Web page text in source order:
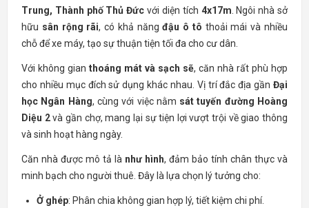
Trung, Thành phố Thủ Đức với diện tích 4x17m . Ngôi nhà sở
hữu sân rộng rãi, có khả năngđậu ô tô thoải mái và nhiều
chỗ để xe máy, tạo sự thuận tiện tối đa cho cư dân.
Với không gian thoáng mát và sạch sẽ, căn nhà rất phù hợp
cho nhiều mục đích sử dụng khác nhau. Vị trí đắc địa gần Đại
học Ngân Hàng, cùng với việc nằm sát tuyến đường Hoàng
Diệu 2và gần chợ, mang lại sự tiện lợi vượt trội về giao thông
và sinh hoạt hàng ngày.
Căn nhà được mô tả là như hình, đảm bảo tính chân thực và
minh bạch cho người thuê. Đây là lựa chọn lý tưởng cho:
Ở ghép: Phân chia không gian hợp lý, tiết kiệm chi phí.